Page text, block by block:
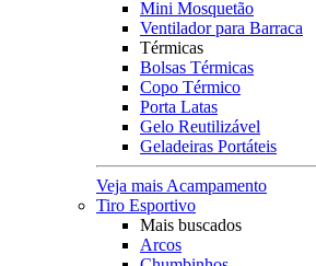
Mini Mosquetão
Ventilador para Barraca
Térmicas
Bolsas Térmicas
Copo Térmico
Porta Latas
Gelo Reutilizável
Geladeiras Portáteis
Veja mais Acampamento
Tiro Esportivo
Mais buscados
Arcos